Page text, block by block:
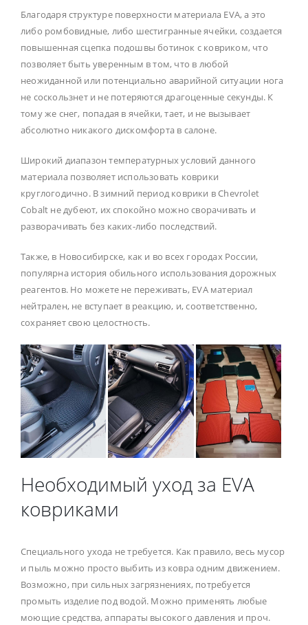
Благодаря структуре поверхности материала EVA, а это
либо ромбовидные, либо шестигранные ячейки, создается
повышенная сцепка подошвы ботинок с ковриком, что
позволяет быть уверенным в том, что в любой
неожиданной или потенциально аварийной ситуации нога
не соскользнет и не потеряются драгоценные секунды. К
тому же снег, попадая в ячейки, тает, и не вызывает
абсолютно никакого дискомфорта в салоне.
Широкий диапазон температурных условий данного
материала позволяет использовать коврики
круглогодично. В зимний период коврики в Chevrolet
Cobalt не дубеют, их спокойно можно сворачивать и
разворачивать без каких-либо последствий.
Также, в Новосибирске, как и во всех городах России,
популярна история обильного использования дорожных
реагентов. Но можете не переживать, EVA материал
нейтрален, не вступает в реакцию, и, соответственно,
сохраняет свою целостность.
Необходимый уход за EVA
ковриками
Специального ухода не требуется. Как правило, весь мусор
и пыль можно просто выбить из ковра одним движением.
Возможно, при сильных загрязнениях, потребуется
промыть изделие под водой. Можно применять любые
моющие средства, аппараты высокого давления и проч.